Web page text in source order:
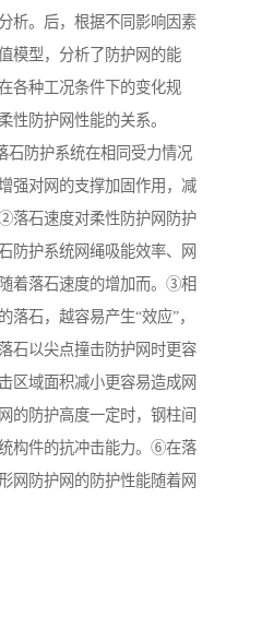
析。后，根据不同影响因素
模型，分析了防护网的能
各种工况条件下的变化规
性防护网性能的关系。
防护系统在相同受力情况
强对网的支撑加固作用，减
落石速度对柔性防护网防护
防护系统网绳吸能效率、网
着落石速度的增加而。③相
落石，越容易产生“效应”，
石以尖点撞击防护网时更容
区域面积减小更容易造成网
的防护高度一定时，钢柱间
构件的抗冲击能力。⑥在落
网防护网的防护性能随着网